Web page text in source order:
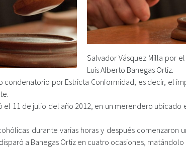
Salvador Vásquez Milla por
Luis Alberto Banegas Ortiz.
condenatorio por Estricta Conformidad, es decir, el
el 11 de julio del año 2012, en un merendero
durante varias horas y después comenzaron
a Banegas Ortiz en cuatro ocasiones,